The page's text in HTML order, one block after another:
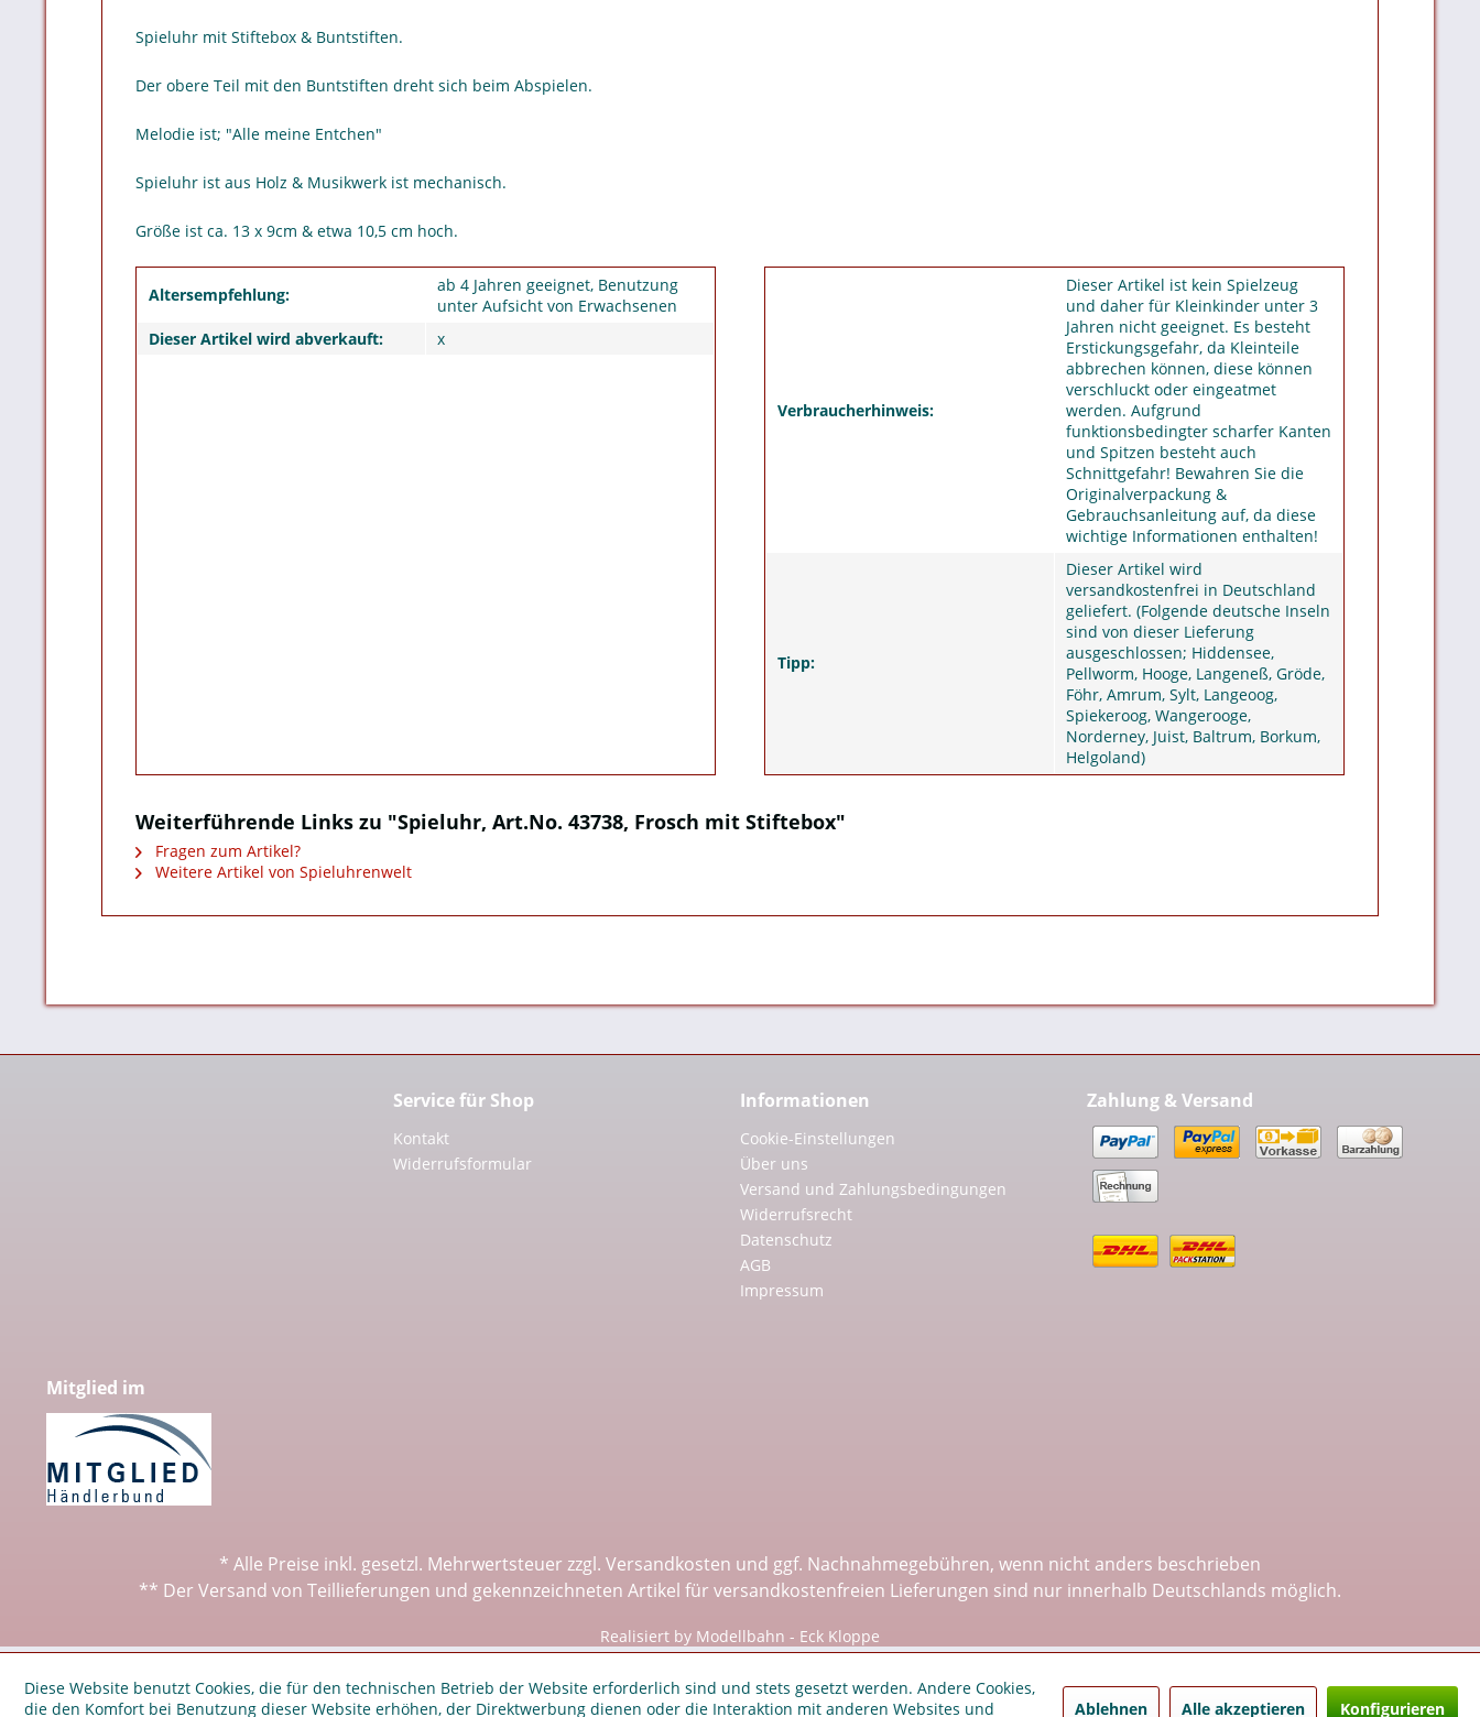
Spieluhr mit Stiftebox & Buntstiften.
Der obere Teil mit den Buntstiften dreht sich beim Abspielen.
Melodie ist; "Alle meine Entchen"
Spieluhr ist aus Holz & Musikwerk ist mechanisch.
Größe ist ca. 13 x 9cm & etwa 10,5 cm hoch.
Altersempfehlung:
ab 4 Jahren geeignet, Benutzung
unter Aufsicht von Erwachsenen
Dieser Artikel wird abverkauft:
x
Verbraucherhinweis:
Dieser Artikel ist kein Spielzeug
und daher für Kleinkinder unter 3
Jahren nicht geeignet. Es besteht
Erstickungsgefahr, da Kleinteile
abbrechen können, diese können
verschluckt oder eingeatmet
werden. Aufgrund
funktionsbedingter scharfer Kanten
und Spitzen besteht auch
Schnittgefahr! Bewahren Sie die
Originalverpackung &
Gebrauchsanleitung auf, da diese
wichtige Informationen enthalten!
Tipp:
Dieser Artikel wird
versandkostenfrei in Deutschland
geliefert. (Folgende deutsche Inseln
sind von dieser Lieferung
ausgeschlossen; Hiddensee,
Pellworm, Hooge, Langeneß, Gröde,
Föhr, Amrum, Sylt, Langeoog,
Spiekeroog, Wangerooge,
Norderney, Juist, Baltrum, Borkum,
Helgoland)
Weiterführende Links zu "Spieluhr, Art.No. 43738, Frosch mit Stiftebox"
Fragen zum Artikel?
Weitere Artikel von Spieluhrenwelt
Service für Shop
Kontakt
Widerrufsformular
Informationen
Cookie-Einstellungen
Über uns
Versand und Zahlungsbedingungen
Widerrufsrecht
Datenschutz
AGB
Impressum
Zahlung & Versand
Mitglied im
* Alle Preise inkl. gesetzl. Mehrwertsteuer zzgl. Versandkosten und ggf. Nachnahmegebühren, wenn nicht anders beschrieben
** Der Versand von Teillieferungen und gekennzeichneten Artikel für versandkostenfreien Lieferungen sind nur innerhalb Deutschlands möglich.
Realisiert by Modellbahn - Eck Kloppe
Diese Website benutzt Cookies, die für den technischen Betrieb der Website erforderlich sind und stets gesetzt werden. Andere Cookies,
die den Komfort bei Benutzung dieser Website erhöhen, der Direktwerbung dienen oder die Interaktion mit anderen Websites und
Ablehnen Alle akzeptieren Konfigurieren